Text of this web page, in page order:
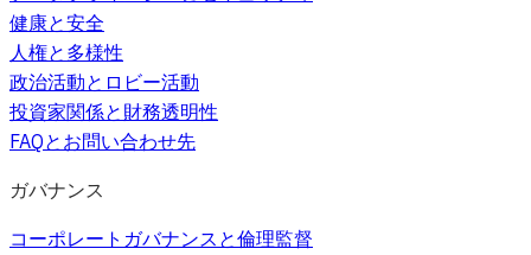
健康と安全
人権と多様性
政治活動とロビー活動
投資家関係と財務透明性
FAQとお問い合わせ先
ガバナンス
コーポレートガバナンスと倫理監督